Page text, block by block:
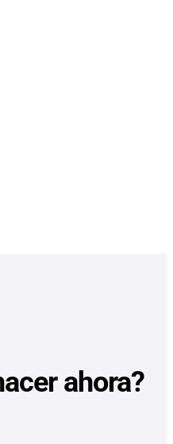
ahora?